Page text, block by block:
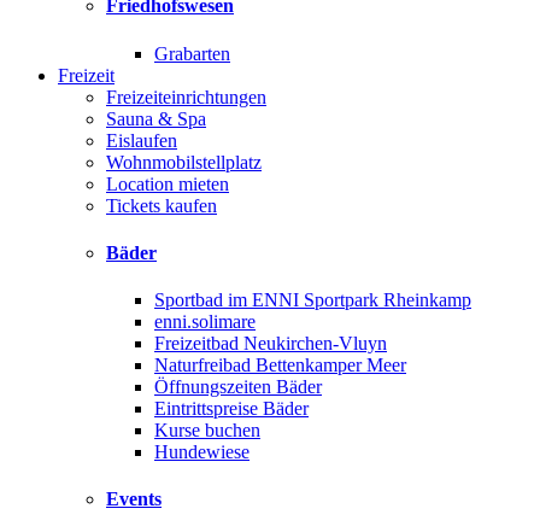
Friedhofswesen
Grabarten
Freizeit
Freizeiteinrichtungen
Sauna & Spa
Eislaufen
Wohnmobilstellplatz
Location mieten
Tickets kaufen
Bäder
Sportbad im ENNI Sportpark Rheinkamp
enni.solimare
Freizeitbad Neukirchen-Vluyn
Naturfreibad Bettenkamper Meer
Öffnungszeiten Bäder
Eintrittspreise Bäder
Kurse buchen
Hundewiese
Events